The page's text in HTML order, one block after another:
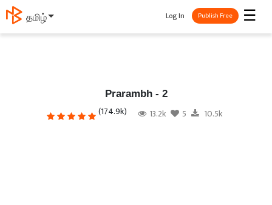
தமிழ் ☰
Log In Publish Free
Prarambh - 2
(174.9k) 13.2k 5 10.5k